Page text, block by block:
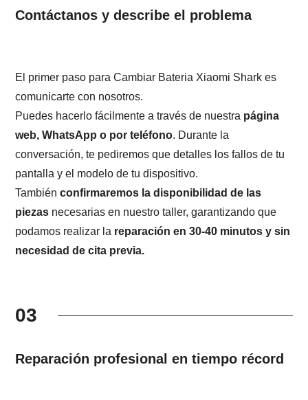
Contáctanos y describe el problema
El primer paso para Cambiar Bateria Xiaomi Shark es
comunicarte con nosotros.
Puedes hacerlo fácilmente a través de nuestra página
web, WhatsApp o por teléfono. Durante la
conversación, te pediremos que detalles los fallos de tu
pantalla y el modelo de tu dispositivo.
Tambiénconfirmaremos la disponibilidad de las
piezas necesarias en nuestro taller, garantizando que
podamos realizar la reparación en 30-40 minutos y sin
necesidad de cita previa.
03
Reparación profesional en tiempo récord